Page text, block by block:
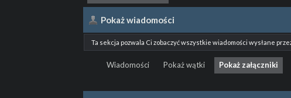
Pokaż wiadomości
Ta sekcja pozwala Ci zobaczyć wszystkie wiadomości wysłane
Wiadomości Pokaż wątki Pokaż załączniki